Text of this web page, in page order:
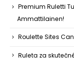
Premium Ruletti
Ammattilainen!
Roulette Sites
Ruleta za